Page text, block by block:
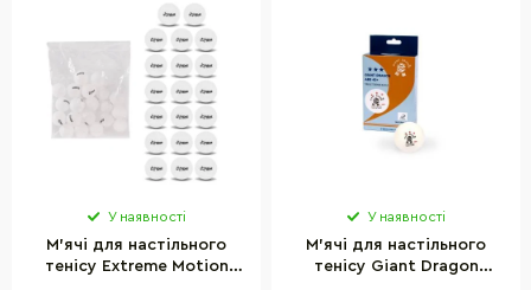
У наявності
М'ячі для настільного
тенісу Extreme Motion
У наявності
М'ячі для настільного
тенісу Giant Dragon